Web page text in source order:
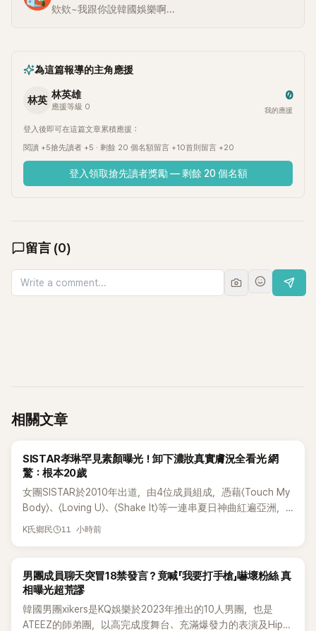
欸欸~我跟你說韓國娛樂啊...
為這篇報導的主角應援
林英 林英雄
應援等級 0
0
我的應援
登入後即可在這篇文章累積應援：
閱讀 +5搶先讀者 +5 · 剩餘 20 個名額留言 +10首則留言 +20
登入領取搶先讀者獎勵 — 剩餘 20 個名額
留言 (0)
相關文章
K-POP
SISTAR孝琳罕見素顏曝光！卸下濃妝真實膚況全看光 網
驚：根本20歲
女團SISTAR於2010年出道，由4位成員組成，憑藉〈Touch My
Body〉、〈Loving U〉、〈Shake It〉等一連串夏日神曲紅遍亞洲，
獲封「夏日女王」。不過，團體在出道滿7年後宣布解散，成員各
不僅展現兩人多年不變的好交情，她幾乎素顏入鏡的真實模
樣，也意外掀起網友熱議。
K氏鄉民 11 小時前
K-POP
男團成員聊天突冒18禁發言？竟喊「我要打手槍」嚇壞粉絲 真
相曝光超荒謬
韓國男團xikers是KQ娛樂於2023年推出的10人男團，也是
ATEEZ的師弟團，以高完成度舞台、充滿爆發力的表演及Hip-